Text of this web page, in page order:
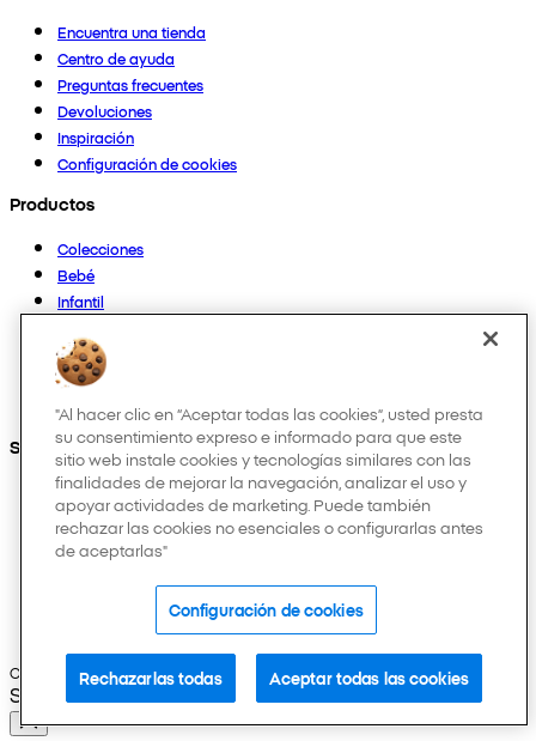
Encuentra una tienda
Centro de ayuda
Preguntas frecuentes
Devoluciones
Inspiración
Configuración de cookies
Productos
Colecciones
Bebé
Infantil
Mujer
Hombre
Otros
Síguenos en:
Copyright © 2026 Pepco. Todos los derechos reservados.
Selected Language:
"Al hacer clic en “Aceptar todas las cookies”, usted presta
su consentimiento expreso e informado para que este
sitio web instale cookies y tecnologías similares con las
finalidades de mejorar la navegación, analizar el uso y
apoyar actividades de marketing. Puede también
rechazar las cookies no esenciales o configurarlas antes
de aceptarlas"
Configuración de cookies
Rechazarlas todas Aceptar todas las cookies